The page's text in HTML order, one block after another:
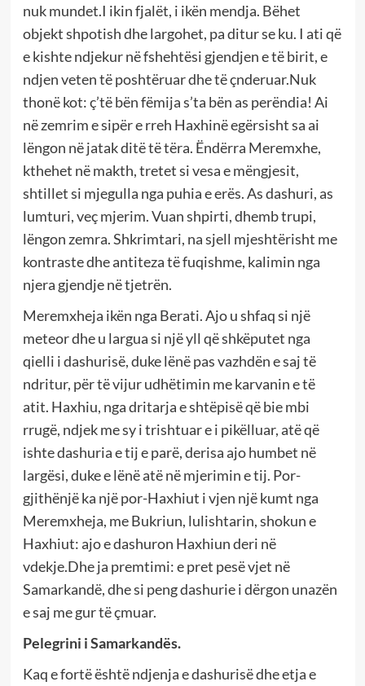
nuk mundet.I ikin fjalët, i ikën mendja. Bëhet
objekt shpotish dhe largohet, pa ditur se ku. I ati që
e kishte ndjekur në fshehtësi gjendjen e të birit, e
ndjen veten të poshtëruar dhe të çnderuar.Nuk
thonë kot: ç’të bën fëmija s’ta bën as perëndia! Ai
në zemrim e sipër e rreh Haxhinë egërsisht sa ai
lëngon në jatak ditë të tëra. Ëndërra Meremxhe,
kthehet në makth, tretet si vesa e mëngjesit,
shtillet si mjegulla nga puhia e erës. As dashuri, as
lumturi, veç mjerim. Vuan shpirti, dhemb trupi,
lëngon zemra. Shkrimtari, na sjell mjeshtërisht me
kontraste dhe antiteza të fuqishme, kalimin nga
njera gjendje në tjetrën.
Meremxheja ikën nga Berati. Ajo u shfaq si një
meteor dhe u largua si një yll që shkëputet nga
qielli i dashurisë, duke lënë pas vazhdën e saj të
ndritur, për të vijur udhëtimin me karvanin e të
atit. Haxhiu, nga dritarja e shtëpisë që bie mbi
rrugë, ndjek me sy i trishtuar e i pikëlluar, atë që
ishte dashuria e tij e parë, derisa ajo humbet në
largësi, duke e lënë atë në mjerimin e tij. Por-
gjithënjë ka një por-Haxhiut i vjen një kumt nga
Meremxheja, me Bukriun, lulishtarin, shokun e
Haxhiut: ajo e dashuron Haxhiun deri në
vdekje.Dhe ja premtimi: e pret pesë vjet në
Samarkandë, dhe si peng dashurie i dërgon unazën
e saj me gur të çmuar.
Pelegrini i Samarkandës.
Kaq e fortë është ndjenja e dashurisë dhe etja e